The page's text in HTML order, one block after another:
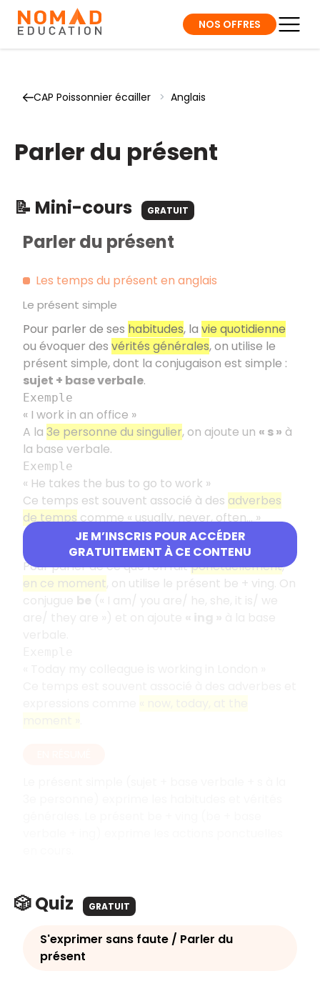
NOS OFFRES
CAP Poissonnier écailler > Anglais
Parler du présent
📝 Mini-cours GRATUIT
JE M’INSCRIS POUR ACCÉDER
GRATUITEMENT À CE CONTENU
Parler du présent
Les temps du présent en anglais
Le présent simple
Pour parler de ses habitudes, la vie quotidienne
ou évoquer des vérités générales, on utilise le
présent simple, dont la conjugaison est simple :
sujet + base verbale.
Exemple
« I work in an office »
A la 3e personne du singulier, on ajoute un « s » à
la base verbale.
Exemple
« He takes the bus to go to work »
Ce temps est souvent associé à des adverbes
de tempscomme « usually, never, often... »
Le présent be + ving
Pour parler de ce que l'on faitponctuellement,
en ce moment, on utilise le présent be + ving. On
be
(« I am/ you are/ he, she, it is/ we
🎲 Quiz GRATUIT
S'exprimer sans faute / Parler du
présent